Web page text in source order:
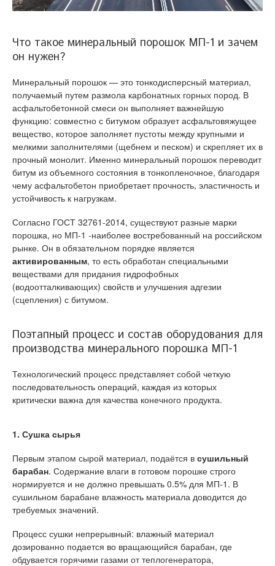
Что такое минеральный порошок МП-1 и зачем
он нужен?
Минеральный порошок — это тонкодисперсный материал,
получаемый путем размола карбонатных горных пород. В
асфальтобетонной смеси он выполняет важнейшую
функцию: совместно с битумом образует асфальтовяжущее
вещество, которое заполняет пустоты между крупными и
мелкими заполнителями (щебнем и песком) и скрепляет их в
прочный монолит. Именно минеральный порошок переводит
битум из объемного состояния в тонкопленочное, благодаря
чему асфальтобетон приобретает прочность, эластичность и
устойчивость к нагрузкам.
Согласно ГОСТ 32761-2014, существуют разные марки
порошка, но МП-1 -наиболее востребованный на российском
рынке. Он в обязательном порядке является
активированным, то есть обработан специальными
веществами для придания гидрофобных
(водоотталкивающих) свойств и улучшения адгезии
(сцепления) с битумом.
Поэтапный процесс и состав оборудования для
производства минерального порошка МП-1
Технологический процесс представляет собой четкую
последовательность операций, каждая из которых
критически важна для качества конечного продукта.
1. Сушка сырья
Первым этапом сырой материал, подаётся в сушильный
барабан. Содержание влаги в готовом порошке строго
нормируется и не должно превышать 0.5% для МП-1. В
сушильном барабане влажность материала доводится до
требуемых значений.
Процесс сушки непрерывный: влажный материал
дозированно подается во вращающийся барабан, где
обдувается горячими газами от теплогенератора,